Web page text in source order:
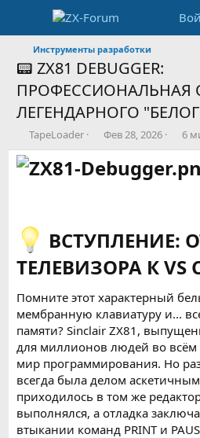
Инструменты разработки
📟 ZX81 DEBUGGER:
ПРОФЕССИОНАЛЬНАЯ
ЛЕГЕНДАРНОГО
А
в
т
о
TapeLoader
Д
а
т
а
л
и
к
а
и
и
Фев 28, 2026
В
р
е
м
н
и
я
с
т
а
т
ь
и
6
ВСТУПЛЕНИЕ:
ТЕЛЕВИЗОРА К VS
Помните этот характерный
мембранную клавиатуру и...
памяти? Sinclair ZX81,
для миллионов людей во
мир программирования. Но
всегда была делом
приходилось в том же
выполнялся, а отладка
втыкании команд PRINT и